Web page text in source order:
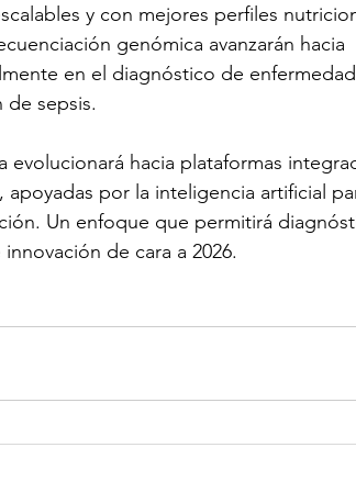
y con mejores perfiles
genómica avanzarán hacia
en el diagnóstico de
sepsis.
hacia plataformas
por la inteligencia artificial
Un enfoque que permitirá
de cara a 2026.